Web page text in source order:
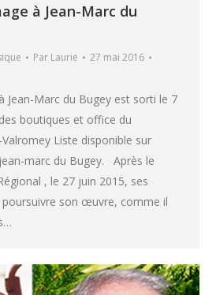
à Jean-Marc du
Par Laurie
27 mai 2016
Jean-Marc du Bugey est sorti le 7
boutiques et office du
Liste disponible sur
marc du Bugey. Après le
, le 27 juin 2015, ses
son œuvre, comme il